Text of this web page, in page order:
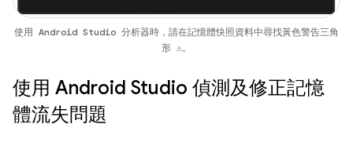
使用 Android Studio 分析器時，請在記憶體快照資料中尋找黃色警告三角
形 ⚠️。
使用 Android Studio 偵測及修正記憶
體流失問題